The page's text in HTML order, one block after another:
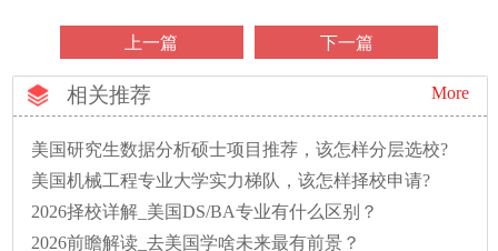
上一篇 下一篇
相关推荐 More
美国研究生数据分析硕士项目推荐，该怎样分层选校?
美国机械工程专业大学实力梯队，该怎样择校申请?
2026择校详解_美国DS/BA专业有什么区别？
2026前瞻解读_去美国学啥未来最有前景？